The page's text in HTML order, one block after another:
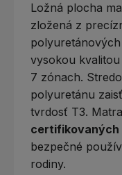
Ložná plocha
zložená z
vysokou
7 zónach.
polyuretánu
tvrdosť T3.
certifikovaných
bezpečné
rodiny.